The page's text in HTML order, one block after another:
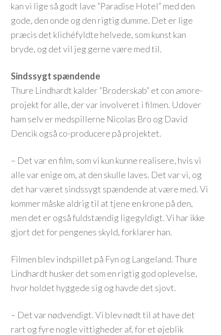
kan vi lige så godt lave ”Paradise Hotel” med den
gode, den onde og den rigtig dumme. Det er lige
præcis det klichéfyldte helvede, som kunst kan
bryde, og det vil jeg gerne være med til.
Sindssygt spændende
Thure Lindhardt kalder ”Broderskab” et con amore-
projekt for alle, der var involveret i filmen. Udover
ham selv er medspillerne Nicolas Bro og David
Dencik også co-producere på projektet.
– Det var en film, som vi kun kunne realisere, hvis vi
alle var enige om, at den skulle laves. Det var vi, og
det har været sindssygt spændende at være med. Vi
kommer måske aldrig til at tjene en krone på den,
men det er også fuldstændig ligegyldigt. Vi har ikke
gjort det for pengenes skyld, forklarer han.
Filmen blev indspillet på Fyn og Langeland. Thure
Lindhardt husker det som en rigtig god oplevelse,
hvor holdet hyggede sig og havde det sjovt.
– Det var nødvendigt. Vi blev nødt til at have det
rart og fyre nogle vittigheder af, for et øjeblik